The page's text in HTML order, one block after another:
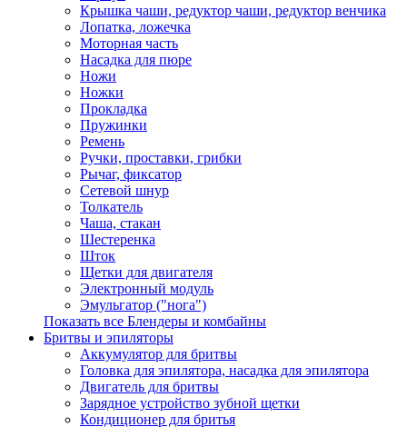
Крышка чаши, редуктор чаши, редуктор венчика
Лопатка, ложечка
Моторная часть
Насадка для пюре
Ножи
Ножки
Прокладка
Пружинки
Ремень
Ручки, проставки, грибки
Рычаг, фиксатор
Сетевой шнур
Толкатель
Чаша, стакан
Шестеренка
Шток
Щетки для двигателя
Электронный модуль
Эмульгатор ("нога")
Показать все Блендеры и комбайны
Бритвы и эпиляторы
Аккумулятор для бритвы
Головка для эпилятора, насадка для эпилятора
Двигатель для бритвы
Зарядное устройство зубной щетки
Кондиционер для бритья